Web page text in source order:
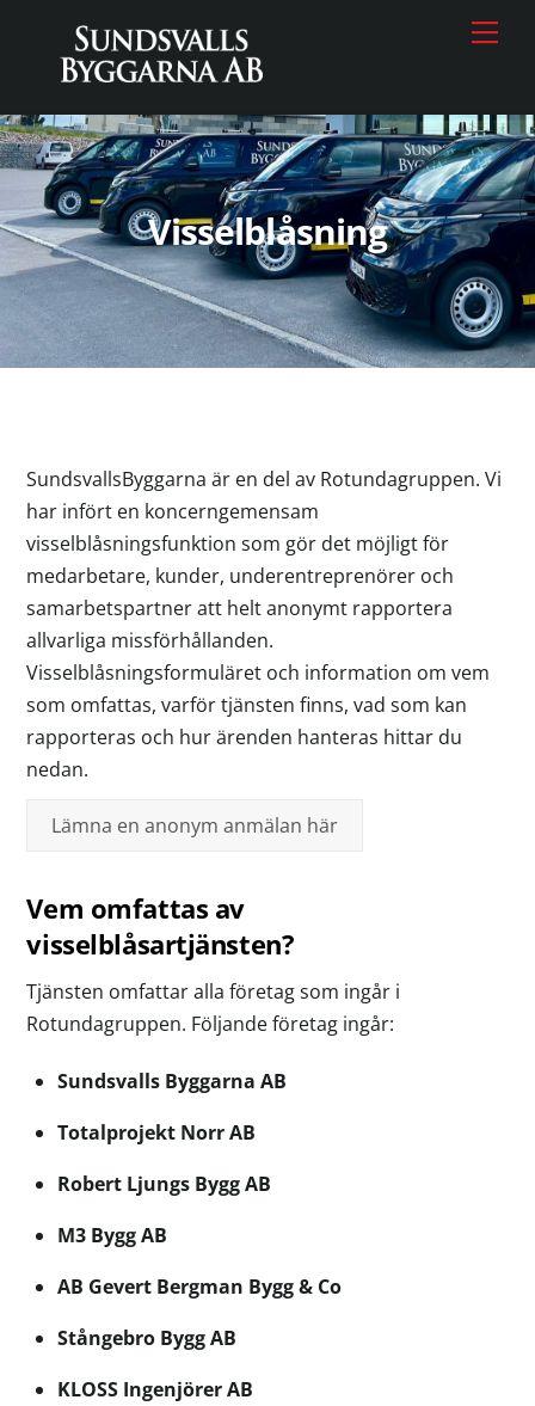
content
Visselblåsning
SundsvallsByggarna är en del av Rotundagruppen. Vi
har infört en koncerngemensam
visselblåsningsfunktion som gör det möjligt för
medarbetare, kunder, underentreprenörer och
samarbetspartner att helt anonymt rapportera
allvarliga missförhållanden.
Visselblåsningsformuläret och information om vem
som omfattas, varför tjänsten finns, vad som kan
rapporteras och hur ärenden hanteras hittar du
nedan.
Lämna en anonym anmälan här
Vem omfattas av
visselblåsartjänsten?
Tjänsten omfattar alla företag som ingår i
Rotundagruppen. Följande företag ingår:
Sundsvalls Byggarna AB
Totalprojekt Norr AB
Robert Ljungs Bygg AB
M3 Bygg AB
AB Gevert Bergman Bygg & Co
Stångebro Bygg AB
KLOSS Ingenjörer AB